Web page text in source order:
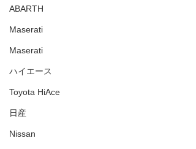
ABARTH
Maserati
Maserati
ハイエース
Toyota HiAce
日産
Nissan